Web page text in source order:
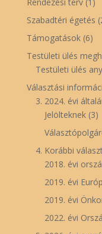
Szabadtéri égetés
Támogatások(6)
Testületi ülés
Testületi ülés
Választási
3. 2024. évi
Jelölteknek(3)
4. Korábbi
2018. évi
2019. évi
2019. évi
2022. évi